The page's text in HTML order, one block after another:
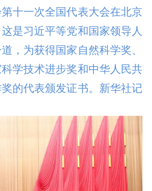
十一次全国代表大会在北京
是习近平等党和国家领导人
，为获得国家自然科学奖、
学技术进步奖和中华人民共
的代表颁发证书。新华社记